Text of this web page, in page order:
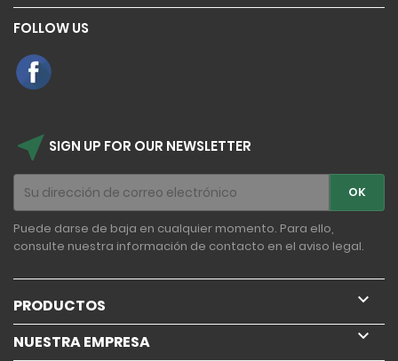
FOLLOW US
near_me SIGN UP FOR OUR NEWSLETTER
Puede darse de baja en cualquier momento. Para ello,
consulte nuestra información de contacto en el aviso legal.
PRODUCTOS 
NUESTRA EMPRESA 